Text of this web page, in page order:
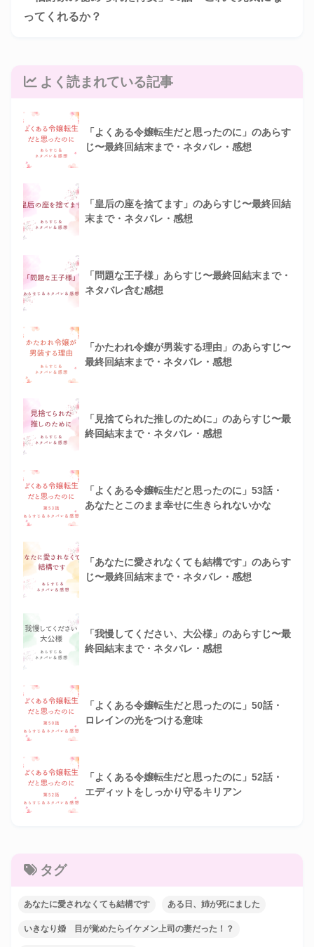
ってくれるか？
よく読まれている記事
「よくある令嬢転生だと思ったのに」のあらす
じ〜最終回結末まで・ネタバレ・感想
「皇后の座を捨てます」のあらすじ〜最終回結
末まで・ネタバレ・感想
「問題な王子様」あらすじ〜最終回結末まで・
ネタバレ含む感想
「かたわれ令嬢が男装する理由」のあらすじ〜
最終回結末まで・ネタバレ・感想
「見捨てられた推しのために」のあらすじ〜最
終回結末まで・ネタバレ・感想
「よくある令嬢転生だと思ったのに」53話・
あなたとこのまま幸せに生きられないかな
「あなたに愛されなくても結構です」のあらす
じ〜最終回結末まで・ネタバレ・感想
「我慢してください、大公様」のあらすじ〜最
終回結末まで・ネタバレ・感想
「よくある令嬢転生だと思ったのに」50話・
ロレインの光をつける意味
「よくある令嬢転生だと思ったのに」52話・
エディットをしっかり守るキリアン
タグ
あなたに愛されなくても結構です ある日、姉が死にました
いきなり婚 目が覚めたらイケメン上司の妻だった！？